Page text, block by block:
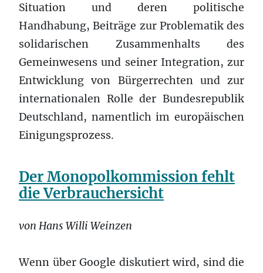
Situation und deren politische
Handhabung, Beiträge zur Problematik des
solidarischen Zusammenhalts des
Gemeinwesens und seiner Integration, zur
Entwicklung von Bürgerrechten und zur
internationalen Rolle der Bundesrepublik
Deutschland, namentlich im europäischen
Einigungsprozess.
Der Monopolkommission fehlt
die Verbrauchersicht
von Hans Willi Weinzen
Wenn über Google diskutiert wird, sind die